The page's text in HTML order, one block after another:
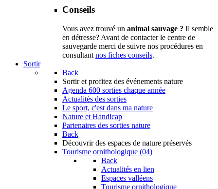
Conseils
Vous avez trouvé un animal sauvage ? Il semble
en détresse? Avant de contacter le centre de
sauvegarde merci de suivre nos procédures en
consultant nos fiches conseils.
Sortir
Back
Sortir et profitez des événements nature
Agenda 600 sorties chaque année
Actualités des sorties
Le sport, c'est dans ma nature
Nature et Handicap
Partenaires des sorties nature
Back
Découvrir des espaces de nature préservés
Tourisme ornithologique (04)
Back
Actualités en lien
Espaces valléens
Tourisme ornithologique